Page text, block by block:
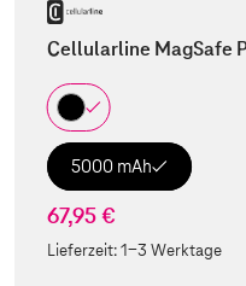
Cellularline MagSafe
5000 mAh
67,95 €
Lieferzeit:1-3 Werktage